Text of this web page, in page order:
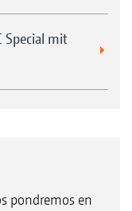
Special mit
pondremos en